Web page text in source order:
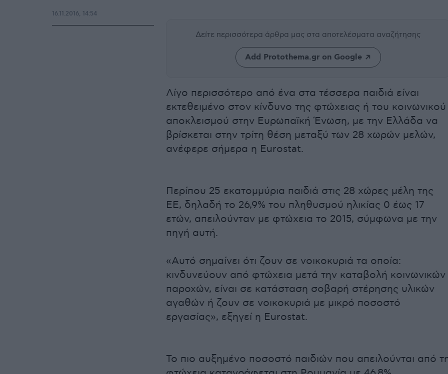
Δείτε περισσότερα άρθρα μας στα αποτελέσματα αναζήτησης
Add Protothema.gr on Google
Λίγο περισσότερο από ένα στα τέσσερα παιδιά είναι
εκτεθειμένο στον κίνδυνο της φτώχειας ή του κοινωνικού
αποκλεισμού στην Ευρωπαϊκή Ένωση, με την Ελλάδα να
βρίσκεται στην τρίτη θέση μεταξύ των 28 χωρών μελών,
ανέφερε σήμερα η Eurostat.
Περίπου 25 εκατομμύρια παιδιά στις 28 χώρες μέλη της
ΕΕ, δηλαδή το 26,9% του πληθυσμού ηλικίας 0 έως 17
ετών, απειλούνταν με φτώχεια το 2015, σύμφωνα με την
πηγή αυτή.
«Αυτό σημαίνει ότι ζουν σε νοικοκυριά τα οποία:
κινδυνεύουν από φτώχεια μετά την καταβολή κοινωνικών
παροχών, είναι σε κατάσταση σοβαρή στέρησης υλικών
αγαθών ή ζουν σε νοικοκυριά με μικρό ποσοστό
εργασίας», εξηγεί η Eurostat.
Το πιο αυξημένο ποσοστό παιδιών που απειλούνται από
16.11.2016, 14:54